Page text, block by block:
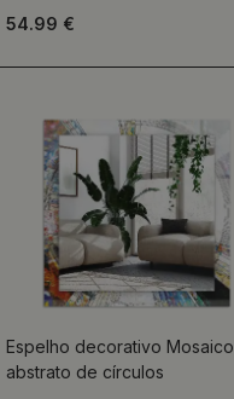
54.99 €
Espelho decorativo Mosaico
abstrato de círculos